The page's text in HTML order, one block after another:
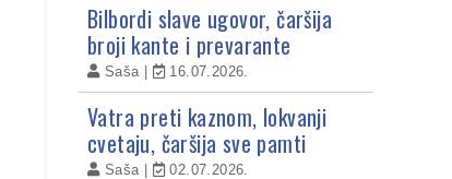
Bilbordi slave ugovor, čaršija
broji kante i prevarante
Saša 16.07.2026.
Vatra preti kaznom, lokvanji
cvetaju, čaršija sve pamti
Saša 02.07.2026.